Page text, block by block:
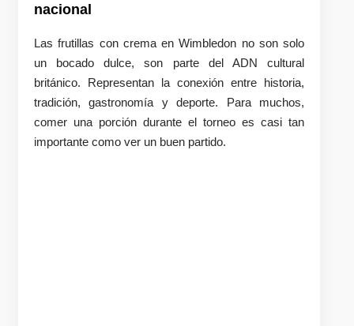
nacional
Las frutillas con crema en Wimbledon no son solo
un bocado dulce, son parte del ADN cultural
británico. Representan la conexión entre historia,
tradición, gastronomía y deporte. Para muchos,
comer una porción durante el torneo es casi tan
importante como ver un buen partido.